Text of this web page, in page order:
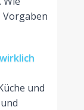
und